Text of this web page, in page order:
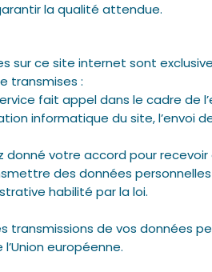
la qualité attendue.
sur ce site internet sont
transmises :
fait appel dans le cadre de
informatique du site, l’envoi
votre accord pour
des données
habilité par la loi.
transmissions de vos données
européenne.